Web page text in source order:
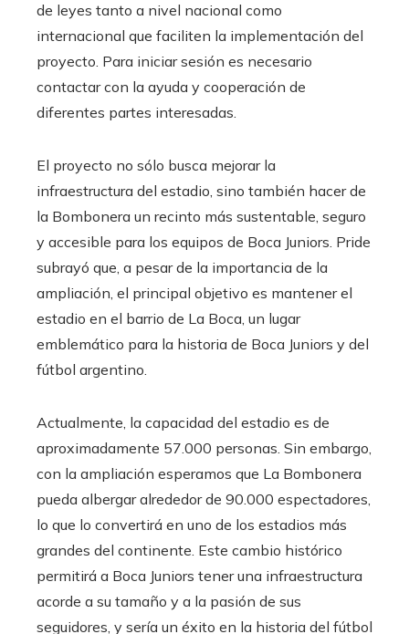
de leyes tanto a nivel nacional como
internacional que faciliten la implementación del
proyecto. Para iniciar sesión es necesario
contactar con la ayuda y cooperación de
diferentes partes interesadas.
El proyecto no sólo busca mejorar la
infraestructura del estadio, sino también hacer de
la Bombonera un recinto más sustentable, seguro
y accesible para los equipos de Boca Juniors. Pride
subrayó que, a pesar de la importancia de la
ampliación, el principal objetivo es mantener el
estadio en el barrio de La Boca, un lugar
emblemático para la historia de Boca Juniors y del
fútbol argentino.
Actualmente, la capacidad del estadio es de
aproximadamente 57.000 personas. Sin embargo,
con la ampliación esperamos que La Bombonera
pueda albergar alrededor de 90.000 espectadores,
lo que lo convertirá en uno de los estadios más
grandes del continente. Este cambio histórico
permitirá a Boca Juniors tener una infraestructura
acorde a su tamaño y a la pasión de sus
seguidores, y sería un éxito en la historia del fútbol